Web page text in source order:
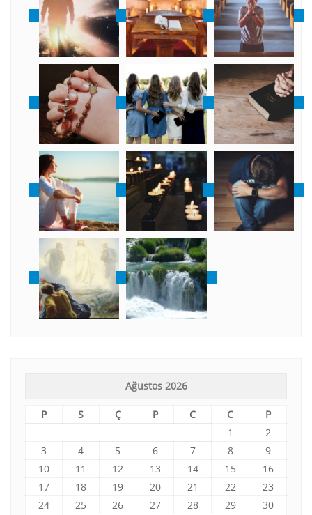
Ağustos 2026
P S Ç P C C
P
1
2
3
4 5 6 7 8
9
10
11 12 13 14 15
16
17
18 19 20 21 22
23
24
25 26 27 28 29
30